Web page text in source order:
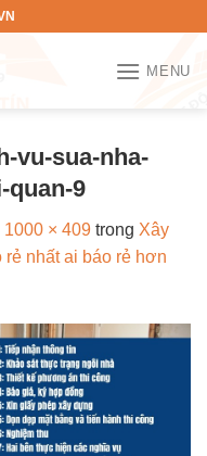
MENU
vu-sua-nha-
quan-9
1000 × 409 trong Xây
rẻ nhất ai báo rẻ hơn